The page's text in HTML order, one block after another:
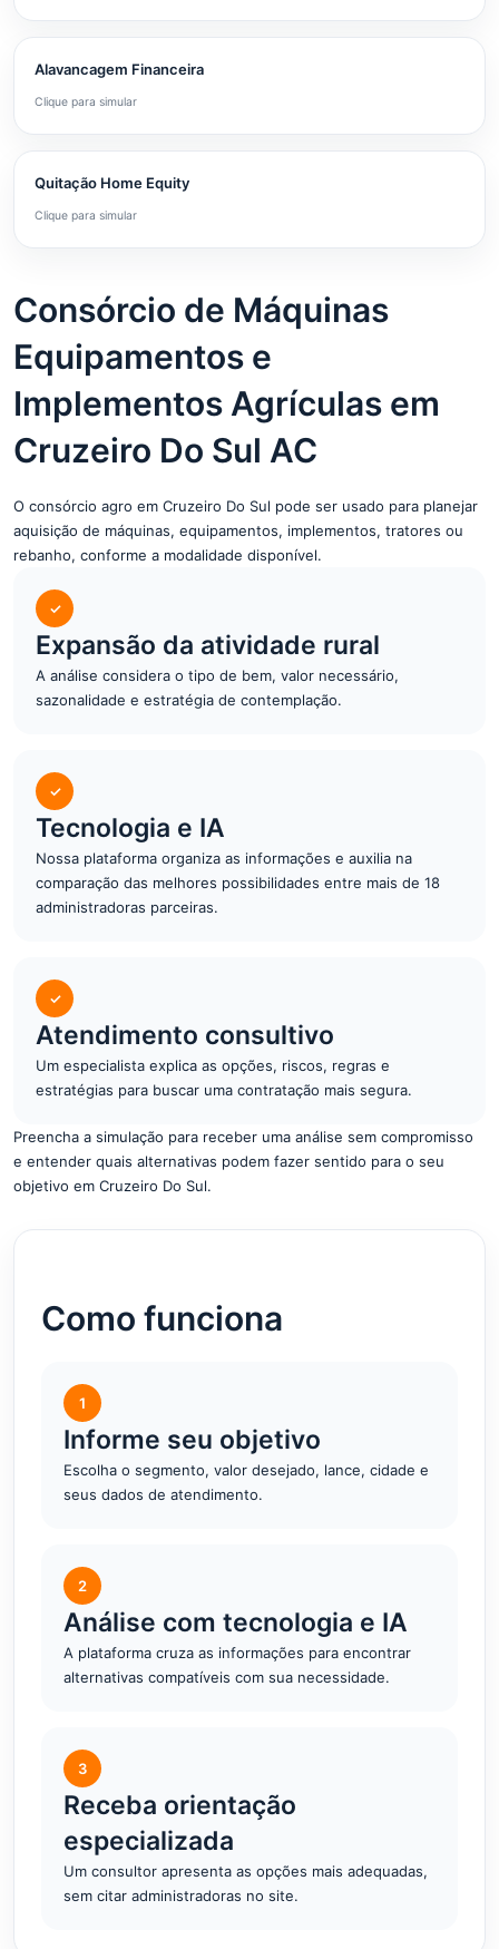
Alavancagem Financeira
Clique para simular
Quitação Home Equity
Clique para simular
Consórcio de Máquinas
Equipamentos e
Implementos Agrículas em
Cruzeiro Do Sul AC
O consórcio agro em Cruzeiro Do Sul pode ser usado para planejar
aquisição de máquinas, equipamentos, implementos, tratores ou
rebanho, conforme a modalidade disponível.
✓
Expansão da atividade rural
A análise considera o tipo de bem, valor necessário,
sazonalidade e estratégia de contemplação.
✓
Tecnologia e IA
Nossa plataforma organiza as informações e auxilia na
comparação das melhores possibilidades entre mais de 18
administradoras parceiras.
✓
Atendimento consultivo
Um especialista explica as opções, riscos, regras e
estratégias para buscar uma contratação mais segura.
Preencha a simulação para receber uma análise sem compromisso
e entender quais alternativas podem fazer sentido para o seu
objetivo em Cruzeiro Do Sul.
Como funciona
1
Informe seu objetivo
Escolha o segmento, valor desejado, lance, cidade e
seus dados de atendimento.
2
Análise com tecnologia e IA
A plataforma cruza as informações para encontrar
alternativas compatíveis com sua necessidade.
3
Receba orientação
especializada
Um consultor apresenta as opções mais adequadas,
sem citar administradoras no site.